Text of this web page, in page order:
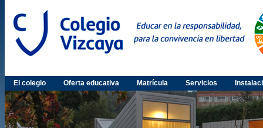
El colegio Oferta educativa Matrícula Servicios